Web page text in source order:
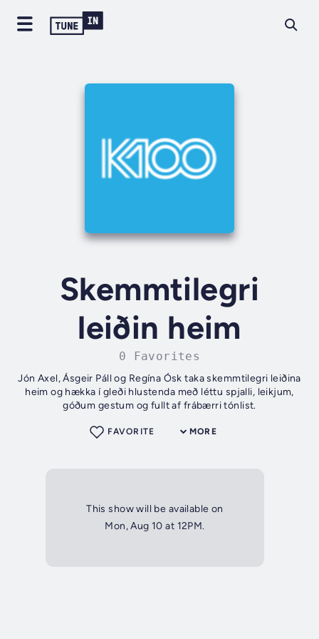
Skemmtilegri
leiðin heim
0 Favorites
Jón Axel, Ásgeir Páll og Regína Ósk taka skemmtilegri leiðina
heim og hækka í gleði hlustenda með léttu spjalli, leikjum,
góðum gestum og fullt af frábærri tónlist.
MORE
FAVORITE
This show will be available on
Mon, Aug 10 at 12PM.